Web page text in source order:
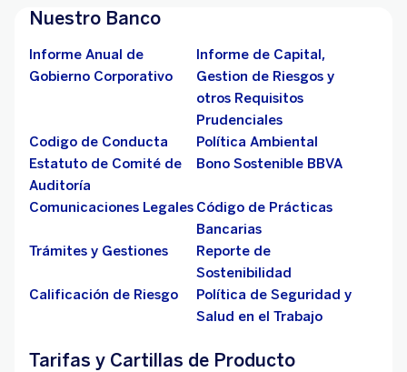
Nuestro Banco
Informe Anual de
Gobierno Corporativo
Informe de Capital,
Gestion de Riesgos y
otros Requisitos
Prudenciales
Codigo de Conducta
Política Ambiental
Estatuto de Comité de
Auditoría
Bono Sostenible BBVA
Comunicaciones Legales Código de Prácticas
Bancarias
Trámites y Gestiones
Reporte de
Sostenibilidad
Calificación de Riesgo
Política de Seguridad y
Salud en el Trabajo
Tarifas y Cartillas de Producto